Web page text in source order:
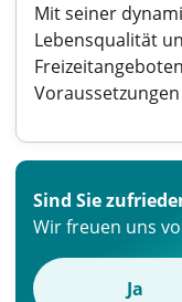
Mit seiner
Lebensqualität
Sind Sie
Wir freuen uns
Ja